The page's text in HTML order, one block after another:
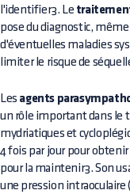
l'identifier3. Le
pose du diagnostic,
d'éventuelles maladies
limiter le risque de
Les agents
un rôle important dans le
mydriatiques et
4 fois par jour pour
pour la maintenir3. Son
une pression intraoculaire